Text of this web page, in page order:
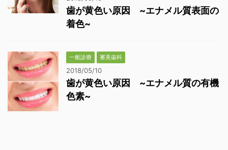
歯が黄色い原因 ~エナメル質表面の
着色~
一般診療 審美歯科
2018/05/10
歯が黄色い原因 ~エナメル質の有機
色素~